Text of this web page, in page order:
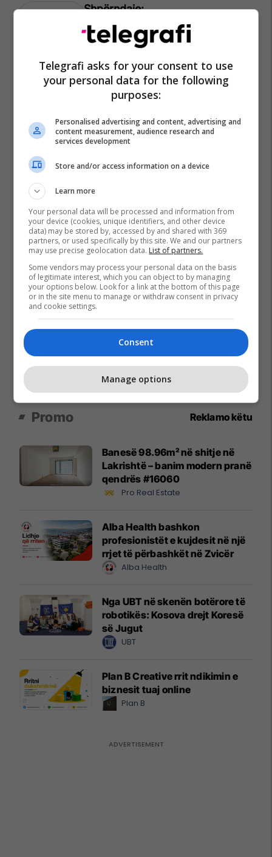
Promo Reklamo këtu
Banesë 98.96m² në shitje në
Lakrishtë – banim modern pranë
qendrës #16060
Pro Real Estate
Alba Health bashkon
profesionistët e kujdesit në një
rrjet të përbashkët në Zvicër
Alba Health
Nga UBT në skenën botërore të
robotikës: Kosova drejt Koresë
së Jugut
UBT
Plan B Creative rrit ndikimin e
biznesit tuaj online
Plan B
Telegrafi asks for your consent to use
your personal data for the following
purposes:
Personalised advertising and content, advertising and
content measurement, audience research and
services development
Store and/or access information on a device
Learn more
Your personal data will be processed and information from
your device (cookies, unique identifiers, and other device
data) may be stored by, accessed by and shared with 369
partners, or used specifically by this site. We and our partners
may use precise geolocation data. List of partners.
Some vendors may process your personal data on the basis
of legitimate interest, which you can object to by managing
your options below. Look for a link at the bottom of this page
or in the site menu to manage or withdraw consent in privacy
and cookie settings.
Consent
Manage options